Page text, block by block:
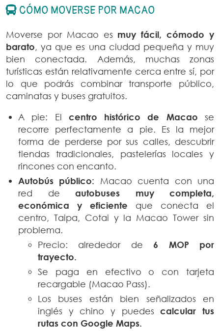
CÓMO MOVERSE POR MACAO
Moverse por Macao es muy fácil, cómodo y
barato, ya que es una ciudad pequeña y muy
bien conectada. Además, muchas zonas
turísticas están relativamente cerca entre sí, por
lo que podrás combinar transporte público,
caminatas y buses gratuitos.
A pie: El centro histórico de Macaose
recorre perfectamente a pie. Es la mejor
forma de perderse por sus calles, descubrir
tiendas tradicionales, pastelerías locales y
rincones con encanto.
Autobús público: Macao cuenta con una
red de autobuses muy completa,
económica y eficiente que conecta el
centro, Taipa, Cotai y la Macao Tower sin
problema.
Precio: alrededor de 6 MOP por
trayecto.
Se paga en efectivo o con tarjeta
recargable (Macao Pass).
Los buses están bien señalizados en
inglés y chino y puedescalcular tus
rutas con Google Maps.